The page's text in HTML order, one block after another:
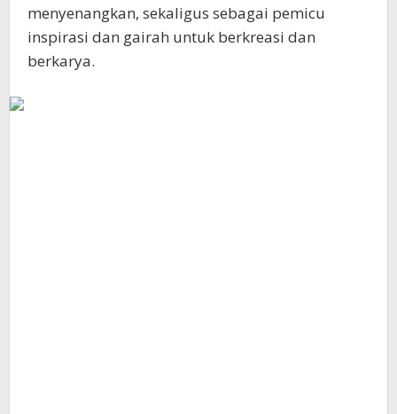
menyenangkan, sekaligus sebagai pemicu
inspirasi dan gairah untuk berkreasi dan
berkarya.